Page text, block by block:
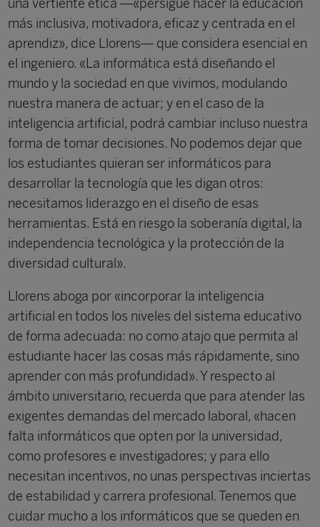
una vertiente ética —«persigue hacer la educación
más inclusiva, motivadora, eficaz y centrada en el
aprendiz», dice Llorens— que considera esencial en
el ingeniero. «La informática está diseñando el
mundo y la sociedad en que vivimos, modulando
nuestra manera de actuar; y en el caso de la
inteligencia artificial, podrá cambiar incluso nuestra
forma de tomar decisiones. No podemos dejar que
los estudiantes quieran ser informáticos para
desarrollar la tecnología que les digan otros:
necesitamos liderazgo en el diseño de esas
herramientas. Está en riesgo la soberanía digital, la
independencia tecnológica y la protección de la
diversidad cultural».
Llorens aboga por «incorporar la inteligencia
artificial en todos los niveles del sistema educativo
de forma adecuada: no como atajo que permita al
estudiante hacer las cosas más rápidamente, sino
aprender con más profundidad». Y respecto al
ámbito universitario, recuerda que para atender las
exigentes demandas del mercado laboral, «hacen
falta informáticos que opten por la universidad,
como profesores e investigadores; y para ello
necesitan incentivos, no unas perspectivas inciertas
de estabilidad y carrera profesional. Tenemos que
cuidar mucho a los informáticos que se queden en